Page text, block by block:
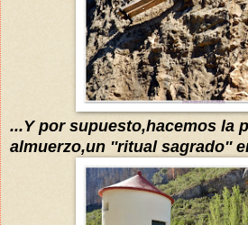
...Y por supuesto,hacemos la
almuerzo,un ''ritual sagrado''